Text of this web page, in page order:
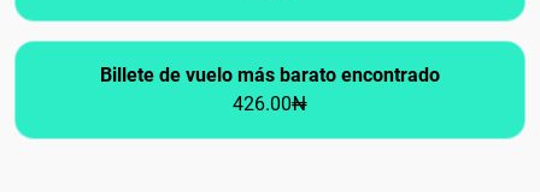
Billete de vuelo más barato encontrado
426.00₦